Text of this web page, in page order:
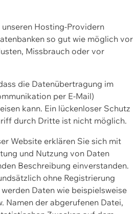
Hosting-Providern
so gut wie möglich vor
Missbrauch oder vor
die Datenübertragung im
per E-Mail)
kann. Ein lückenloser Schutz
durch Dritte ist nicht möglich.
Website erklären Sie sich mit
und Nutzung von Daten
Beschreibung einverstanden.
ohne Registrierung
Daten wie beispielsweise
Namen der abgerufenen Datei,